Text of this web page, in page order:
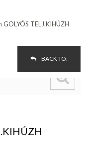
TELJ.KIHÚZH
BACK TO: